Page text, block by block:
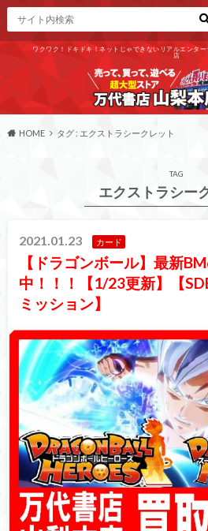
ワクワク！ドキドキ！ネットじゃできないリアルエンタ
店
HOME タグ : エクストラシークレット
TAG
エクストラシー
2021.01.23 カード
【ドラゴンボール】最新
中！！！【1/23更新】【
ミッション】